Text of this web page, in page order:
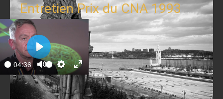
Entretien Prix du CNA 1993
04:36
Mute SettingsEnter
fullscreen
Play